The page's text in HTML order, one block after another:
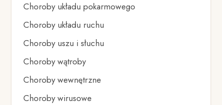
Choroby układu pokarmowego
Choroby układu ruchu
Choroby uszu i słuchu
Choroby wątroby
Choroby wewnętrzne
Choroby wirusowe